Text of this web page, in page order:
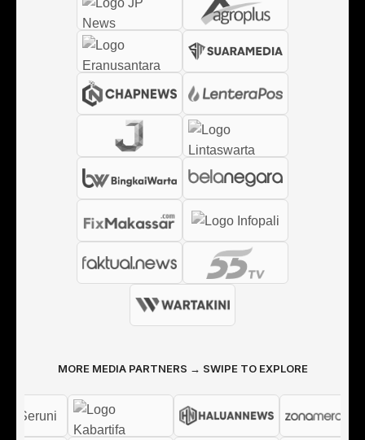
MORE MEDIA PARTNERS → SWIPE TO EXPLORE